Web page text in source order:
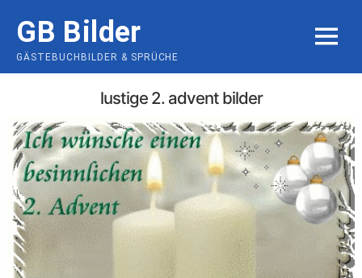
content
GB Bilder
GÄSTEBUCHBILDER & SPRÜCHE
MENU
lustige 2. advent bilder